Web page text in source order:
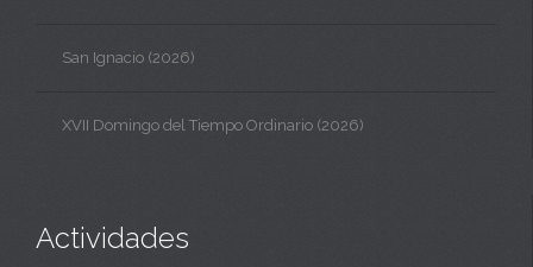
San Ignacio (2026)
XVII Domingo del Tiempo Ordinario (2026)
Actividades